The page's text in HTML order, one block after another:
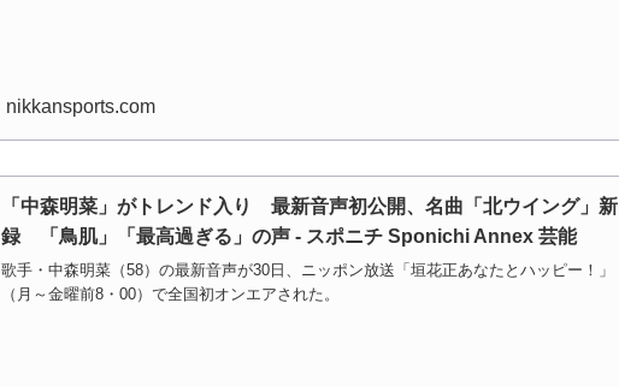
nikkansports.com
「中森明菜」がトレンド入り 最新音声初公開、名曲「北ウイング」新
録 「鳥肌」「最高過ぎる」の声 - スポニチ Sponichi Annex 芸能
歌手・中森明菜（58）の最新音声が30日、ニッポン放送「垣花正あなたとハッピー！」
（月～金曜前8・00）で全国初オンエアされた。